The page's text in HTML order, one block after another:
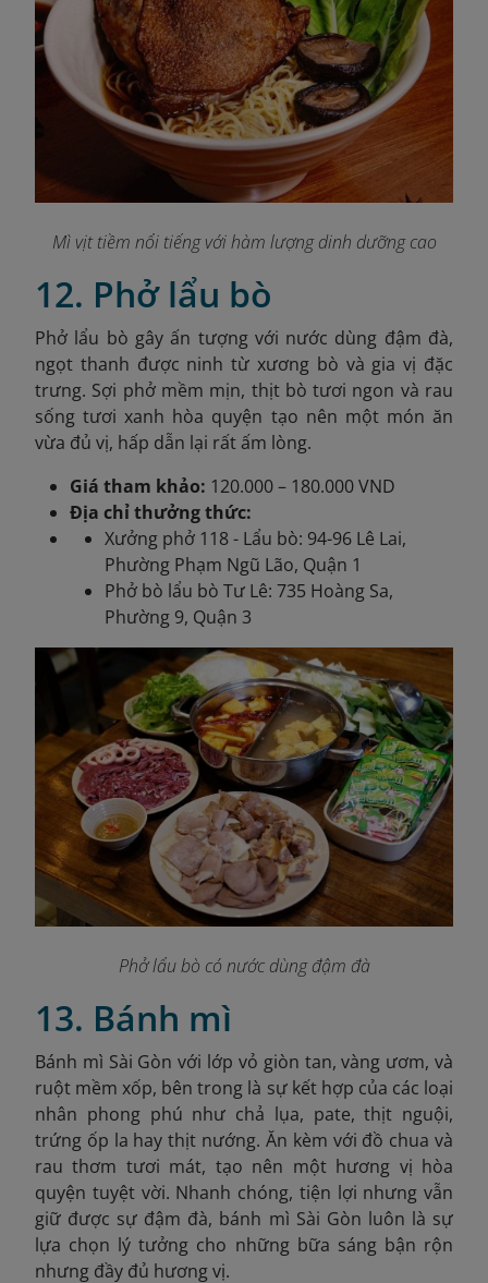
Mì vịt tiềm nổi tiếng với hàm lượng dinh dưỡng cao
12. Phở lẩu bò
Phở lẩu bò gây ấn tượng với nước dùng đậm đà,
ngọt thanh được ninh từ xương bò và gia vị đặc
trưng. Sợi phở mềm mịn, thịt bò tươi ngon và rau
sống tươi xanh hòa quyện tạo nên một món ăn
vừa đủ vị, hấp dẫn lại rất ấm lòng.
Giá tham khảo: 120.000 – 180.000 VND
Địa chỉ thưởng thức:
Xưởng phở 118 - Lẩu bò: 94-96 Lê Lai,
Phường Phạm Ngũ Lão, Quận 1
Phở bò lẩu bò Tư Lê: 735 Hoàng Sa,
Phường 9, Quận 3
Phở lẩu bò có nước dùng đậm đà
13. Bánh mì
Bánh mì Sài Gòn với lớp vỏ giòn tan, vàng ươm, và
ruột mềm xốp, bên trong là sự kết hợp của các loại
nhân phong phú như chả lụa, pate, thịt nguội,
trứng ốp la hay thịt nướng. Ăn kèm với đồ chua và
rau thơm tươi mát, tạo nên một hương vị hòa
quyện tuyệt vời. Nhanh chóng, tiện lợi nhưng vẫn
giữ được sự đậm đà, bánh mì Sài Gòn luôn là sự
lựa chọn lý tưởng cho những bữa sáng bận rộn
nhưng đầy đủ hương vị.